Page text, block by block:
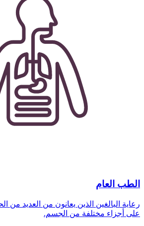
الطب العام
رعاية البالغين الذين يعانون من العديد من
على أجزاء مختلفة من الجسم.